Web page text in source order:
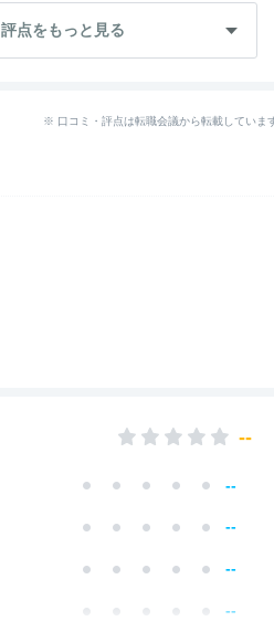
評点をもっと見る
2.5
※ 口コミ・評点は転職会議から転載していま
--
--
--
--
--